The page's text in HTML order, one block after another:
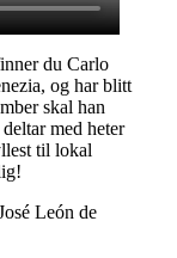
du Carlo
og har blitt
skal han
med heter
til lokal
León de